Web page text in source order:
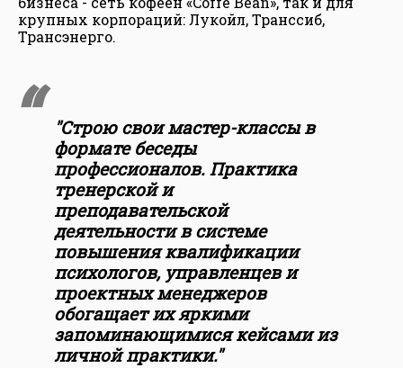
крупных корпораций: Лукойл, Транссиб,
Трансэнерго.
"Строю свои мастер-классы в
формате беседы
профессионалов. Практика
тренерской и
преподавательской
деятельности в системе
повышения квалификации
психологов, управленцев и
проектных менеджеров
обогащает их яркими
запоминающимися кейсами из
личной практики."